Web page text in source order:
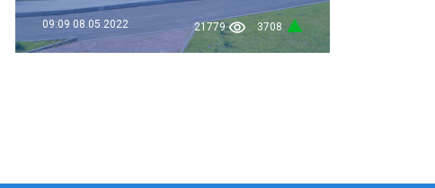
09:09 08.05.2022 21779 3708